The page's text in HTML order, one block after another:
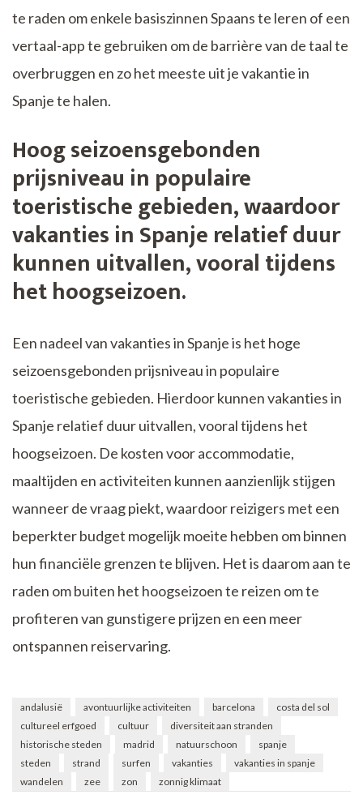
te raden om enkele basiszinnen Spaans te leren of een
vertaal-app te gebruiken om de barrière van de taal te
overbruggen en zo het meeste uit je vakantie in
Spanje te halen.
Hoog seizoensgebonden
prijsniveau in populaire
toeristische gebieden, waardoor
vakanties in Spanje relatief duur
kunnen uitvallen, vooral tijdens
het hoogseizoen.
Een nadeel van vakanties in Spanje is het hoge
seizoensgebonden prijsniveau in populaire
toeristische gebieden. Hierdoor kunnen vakanties in
Spanje relatief duur uitvallen, vooral tijdens het
hoogseizoen. De kosten voor accommodatie,
maaltijden en activiteiten kunnen aanzienlijk stijgen
wanneer de vraag piekt, waardoor reizigers met een
beperkter budget mogelijk moeite hebben om binnen
hun financiële grenzen te blijven. Het is daarom aan te
raden om buiten het hoogseizoen te reizen om te
profiteren van gunstigere prijzen en een meer
ontspannen reiservaring.
andalusië avontuurlijke activiteiten barcelona
costa del sol
cultureel erfgoed
cultuur
diversiteit aan stranden
historische steden
madrid natuurschoon
spanje
steden
strand surfen vakanties
vakanties in spanje
wandelen
zee zon zonnig klimaat